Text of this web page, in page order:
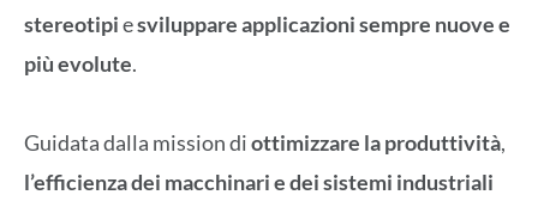
stereotipiesviluppare applicazioni sempre nuove e
più evolute.
Guidata dalla mission diottimizzare la produttività,
l’efficienza dei macchinari e dei sistemi industriali